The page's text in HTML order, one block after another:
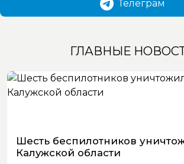
Телеграм
ГЛАВНЫЕ
Шесть беспилотников
Калужской области